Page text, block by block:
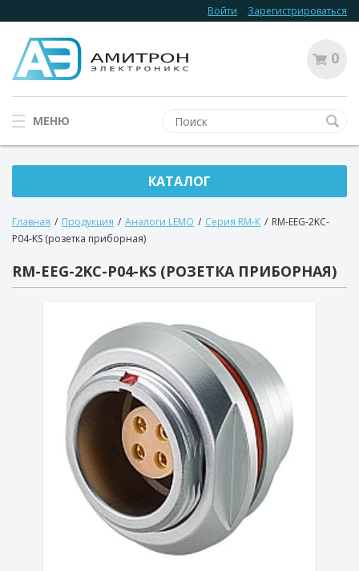
Войти Зарегистрироваться
0
МЕНЮ
КАТАЛОГ
Главная / Продукция / Аналоги LEMO / Серия RM-К / RM-EEG-2KC-
P04-KS (розетка приборная)
RM-EEG-2KC-P04-KS (РОЗЕТКА ПРИБОРНАЯ)